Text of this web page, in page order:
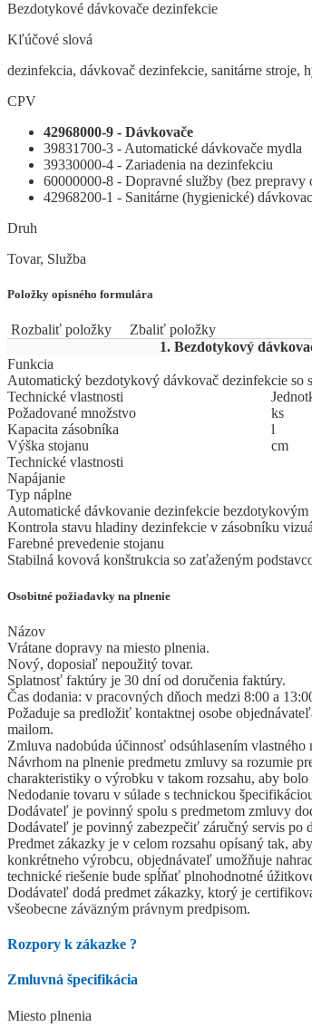
Bezdotykové dávkovače dezinfekcie
Kľúčové slová
dezinfekcia, dávkovač dezinfekcie, sanitárne stroje,
CPV
42968000-9 - Dávkovače
39831700-3 - Automatické dávkovače mydla
39330000-4 - Zariadenia na dezinfekciu
60000000-8 - Dopravné služby (bez prepravy
42968200-1 - Sanitárne (hygienické)
Druh
Tovar, Služba
Položky opisného formulára
Rozbaliť položky
Zbaliť položky
1. Bezdotykový
Funkcia
Automatický bezdotykový dávkovač dezinfekcie so
Technické vlastnosti
Jed­not
Požadované množstvo
ks
Kapacita zásobníka
l
Výška stojanu
cm
Technické vlastnosti
Napájanie
Typ náplne
Automatické dávkovanie dezinfekcie bezdotykovým
Kontrola stavu hladiny dezinfekcie v zásobníku
Farebné prevedenie stojanu
Stabilná kovová konštrukcia so zaťaženým
Osobitné požiadavky na plnenie
Názov
Vrátane dopravy na miesto plnenia.
Nový, doposiaľ nepoužitý tovar.
Splatnosť faktúry je 30 dní od doručenia faktúry.
Čas dodania: v pracovných dňoch medzi 8:00 a
Požaduje sa predložiť kontaktnej osobe
mailom.
Zmluva nadobúda účinnosť odsúhlasením
Návrhom na plnenie predmetu zmluvy sa rozumie
charakteristiky o výrobku v takom rozsahu, aby
Nedodanie tovaru v súlade s technickou
Dodávateľ je povinný spolu s predmetom zmluvy
Dodávateľ je povinný zabezpečiť záručný servis po
Predmet zákazky je v celom rozsahu opísaný tak,
konkrétneho výrobcu, objednávateľ umožňuje
technické riešenie bude spĺňať plnohodnotné
Dodávateľ dodá predmet zákazky, ktorý je
všeobecne záväzným právnym predpisom.
Rozpory k zákazke ?
Zmluvná špecifikácia
Miesto plnenia